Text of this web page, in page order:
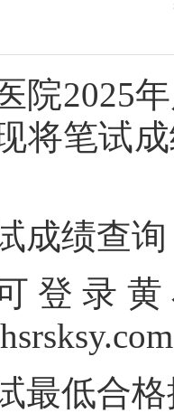
院2025
将笔试
绩查询
录黄
低合格